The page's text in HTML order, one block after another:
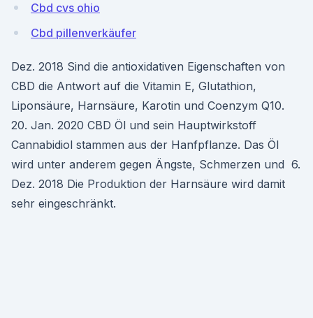
Cbd cvs ohio
Cbd pillenverkäufer
Dez. 2018 Sind die antioxidativen Eigenschaften von
CBD die Antwort auf die Vitamin E, Glutathion,
Liponsäure, Harnsäure, Karotin und Coenzym Q10.
20. Jan. 2020 CBD Öl und sein Hauptwirkstoff
Cannabidiol stammen aus der Hanfpflanze. Das Öl
wird unter anderem gegen Ängste, Schmerzen und 6.
Dez. 2018 Die Produktion der Harnsäure wird damit
sehr eingeschränkt.